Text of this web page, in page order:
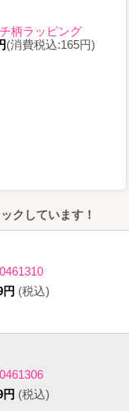
柄ラッピング
(消費税込:165円)
クしています！
円 (税込)
円 (税込)